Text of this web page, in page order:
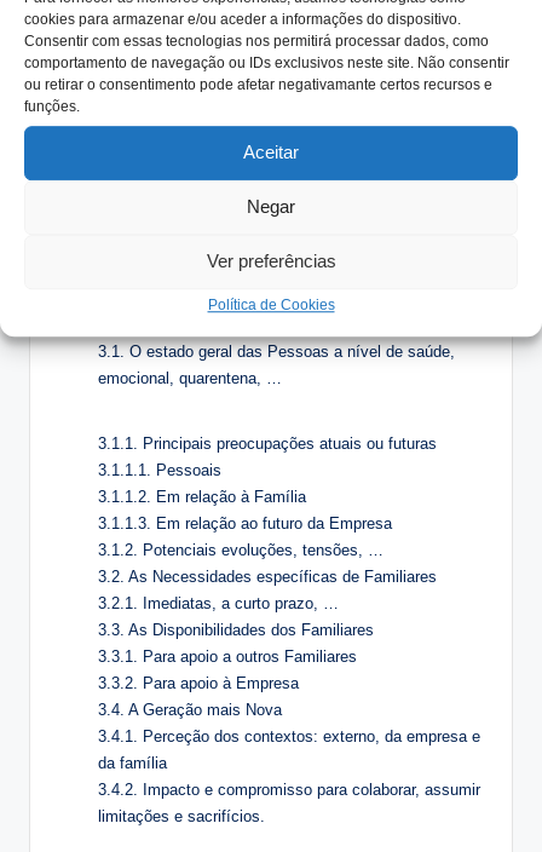
cookies para armazenar e/ou aceder a informações do dispositivo.
Consentir com essas tecnologias nos permitirá processar dados, como
comportamento de navegação ou IDs exclusivos neste site. Não consentir
ou retirar o consentimento pode afetar negativamante certos recursos e
funções.
Aceitar
Negar
Ver preferências
Política de Cookies
2.1. Alteração na política de Dividendos
2.1.1. Contas de 2019 (Assembleia de Acionistas até
2.1.2. Contas de 2020 (Assembleia de Acionistas em
2.2. Necessidades de Financiamento da Empresa
2.2.1. Empréstimos ou Suprimentos
2.3. Potenciais Oportunidades
3.1. O estado geral das Pessoas a nível de saúde,
emocional, quarentena, …
3.1.1. Principais preocupações atuais ou futuras
3.1.1.1. Pessoais
3.1.1.2. Em relação à Família
3.1.1.3. Em relação ao futuro da Empresa
3.1.2. Potenciais evoluções, tensões, …
3.2. As Necessidades específicas de Familiares
3.2.1. Imediatas, a curto prazo, …
3.3. As Disponibilidades dos Familiares
3.3.1. Para apoio a outros Familiares
3.3.2. Para apoio à Empresa
3.4. A Geração mais Nova
3.4.1. Perceção dos contextos: externo, da empresa e
da família
3.4.2. Impacto e compromisso para colaborar, assumir
limitações e sacrifícios.